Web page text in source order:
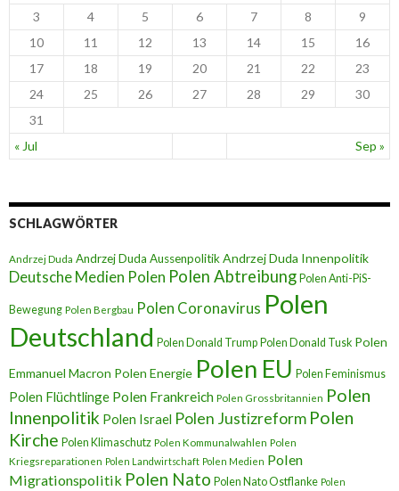
« Jul Sep »
3
4 5 6 7 8
9
10
11 12 13 14 15
16
17
18 19 20 21 22
23
24
25 26 27 28 29
30
31
SCHLAGWÖRTER
Andrzej Duda Andrzej Duda AussenpolitikAndrzej Duda Innenpolitik
Deutsche Medien Polen Polen Abtreibung Polen Anti-PiS-
Bewegung Polen Bergbau Polen Coronavirus Polen
Deutschland Polen Donald Trump Polen Donald Tusk Polen
Emmanuel Macron Polen Energie Polen EU Polen Feminismus
Polen Flüchtlinge Polen Frankreich Polen Grossbritannien Polen
Innenpolitik Polen Israel Polen Justizreform Polen
Kirche Polen Klimaschutz Polen Kommunalwahlen Polen
Kriegsreparationen Polen Landwirtschaft Polen Medien Polen
Migrationspolitik Polen Nato Polen Nato Ostflanke Polen